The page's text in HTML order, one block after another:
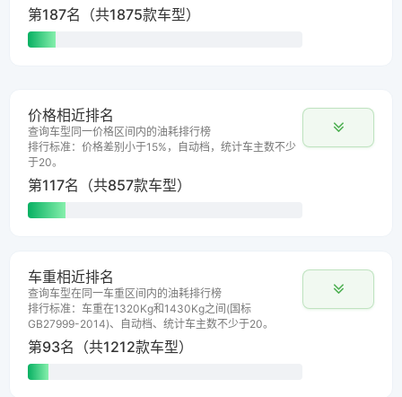
第187名（共1875款车型）
价格相近排名
查询车型同一价格区间内的油耗排行榜
排行标准：价格差别小于15%，自动档，统计车主数不少
于20。
第117名（共857款车型）
车重相近排名
查询车型在同一车重区间内的油耗排行榜
排行标准：车重在1320Kg和1430Kg之间(国标
GB27999-2014)、自动档、统计车主数不少于20。
第93名（共1212款车型）